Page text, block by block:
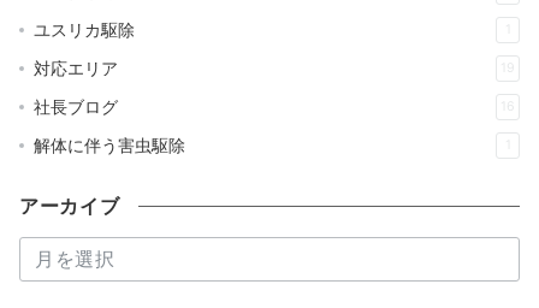
ユスリカ駆除
対応エリア 19
社長ブログ 16
解体に伴う害虫駆除
アーカイブ
ー